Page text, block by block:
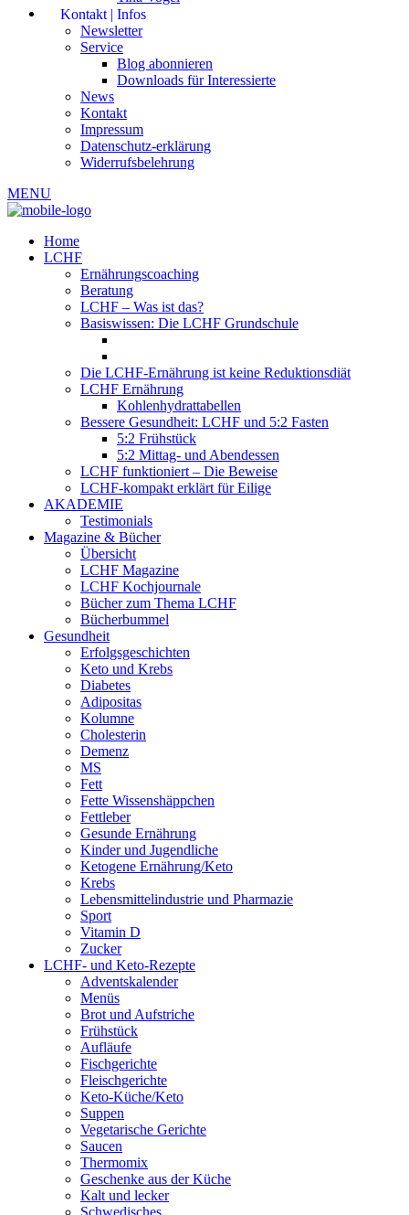
Kontakt | Infos
Newsletter
Service
Blog abonnieren
Downloads für Interessierte
News
Kontakt
Impressum
Datenschutz-erklärung
Widerrufsbelehrung
MENU
Home
LCHF
Ernährungscoaching
Beratung
LCHF – Was ist das?
Basiswissen: Die LCHF Grundschule
Die LCHF-Ernährung ist keine Reduktionsdiät
LCHF Ernährung
Kohlenhydrattabellen
Bessere Gesundheit: LCHF und 5:2 Fasten
5:2 Frühstück
5:2 Mittag- und Abendessen
LCHF funktioniert – Die Beweise
LCHF-kompakt erklärt für Eilige
AKADEMIE
Testimonials
Magazine & Bücher
Übersicht
LCHF Magazine
LCHF Kochjournale
Bücher zum Thema LCHF
Bücherbummel
Gesundheit
Erfolgsgeschichten
Keto und Krebs
Diabetes
Adipositas
Kolumne
Cholesterin
Demenz
MS
Fett
Fette Wissenshäppchen
Fettleber
Gesunde Ernährung
Kinder und Jugendliche
Ketogene Ernährung/Keto
Krebs
Lebensmittelindustrie und Pharmazie
Sport
Vitamin D
Zucker
LCHF- und Keto-Rezepte
Adventskalender
Menüs
Brot und Aufstriche
Frühstück
Aufläufe
Fischgerichte
Fleischgerichte
Keto-Küche/Keto
Suppen
Vegetarische Gerichte
Saucen
Thermomix
Geschenke aus der Küche
Kalt und lecker